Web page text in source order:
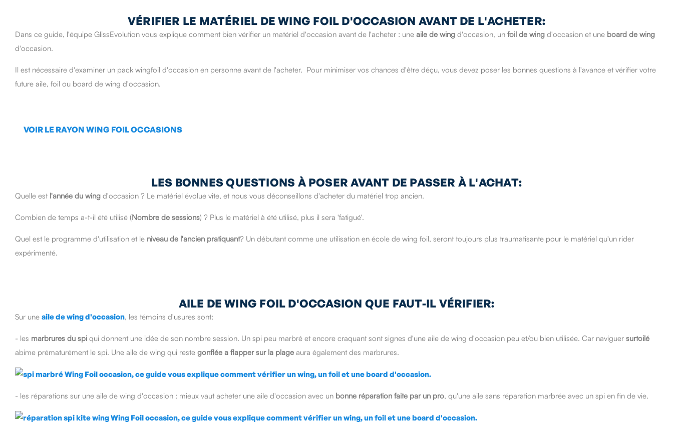
VÉRIFIER LE MATÉRIEL DE WING FOIL D'OCCASION AVANT DE L'ACHETER:
Dans ce guide, l'équipe GlissEvolution vous explique comment bien vérifier un matériel d'occasion avant de l'acheter : une aile de wing d'occasion, un foil de wing d'occasion et une board de wing
d'occasion.
Il est nécessaire d'examiner un pack wingfoil d'occasion en personne avant de l'acheter. Pour minimiser vos chances d'être déçu, vous devez poser les bonnes questions à l'avance et vérifier votre
future aile, foil ou board de wing d'occasion.
VOIR LE RAYON WING FOIL OCCASIONS
LES BONNES QUESTIONS À POSER AVANT DE PASSER À L'ACHAT:
Quelle est l'année du wing d'occasion ? Le matériel évolue vite, et nous vous déconseillons d'acheter du matériel trop ancien.
Combien de temps a-t-il été utilisé (Nombre de sessions) ? Plus le matériel à été utilisé, plus il sera 'fatigué'.
Quel est le programme d'utilisation et le niveau de l'ancien pratiquant? Un débutant comme une utilisation en école de wing foil, seront toujours plus traumatisante pour le matériel qu'un rider
expérimenté.
AILE DE WING FOIL D'OCCASION QUE FAUT-IL VÉRIFIER:
Sur une aile de wing d'occasion, les témoins d'usures sont:
- les marbrures du spi qui donnent une idée de son nombre session. Un spi peu marbré et encore craquant sont signes d'une aile de wing d'occasion peu et/ou bien utilisée. Car naviguer surtoilé
abime prématurément le spi. Une aile de wing qui reste gonflée a flapper sur la plage aura également des marbrures.
- les réparations sur une aile de wing d'occasion : mieux vaut acheter une aile d'occasion avec un bonne réparation faite par un pro, qu'une aile sans réparation marbrée avec un spi en fin de vie.